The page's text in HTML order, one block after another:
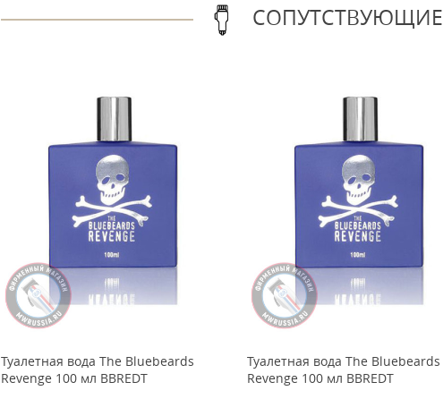
Туалетная вода The Bluebeards
Revenge 100 мл BBREDT
Туалетная вода The Bluebeards
Revenge 100 мл BBREDT